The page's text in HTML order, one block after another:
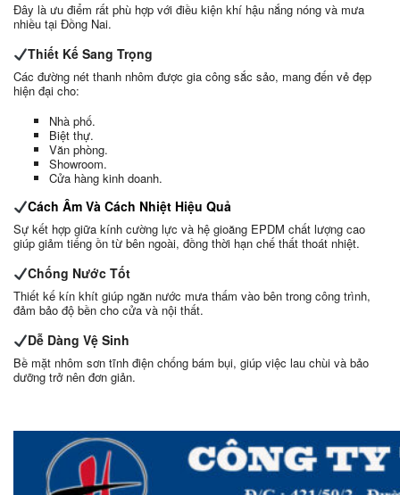
Đây là ưu điểm rất phù hợp với điều kiện khí hậu nắng nóng và mưa
nhiều tại Đồng Nai.
Thiết Kế Sang Trọng
Các đường nét thanh nhôm được gia công sắc sảo, mang đến vẻ đẹp
hiện đại cho:
Nhà phố.
Biệt thự.
Văn phòng.
Showroom.
Cửa hàng kinh doanh.
Cách Âm Và Cách Nhiệt Hiệu Quả
Sự kết hợp giữa kính cường lực và hệ gioăng EPDM chất lượng cao
giúp giảm tiếng ồn từ bên ngoài, đồng thời hạn chế thất thoát nhiệt.
Chống Nước Tốt
Thiết kế kín khít giúp ngăn nước mưa thấm vào bên trong công trình,
đảm bảo độ bền cho cửa và nội thất.
Dễ Dàng Vệ Sinh
Bề mặt nhôm sơn tĩnh điện chống bám bụi, giúp việc lau chùi và bảo
dưỡng trở nên đơn giản.